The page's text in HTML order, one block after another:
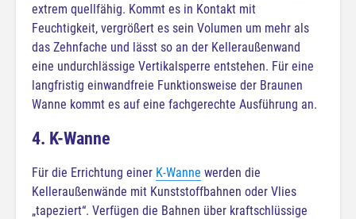
extrem quellfähig. Kommt es in Kontakt mit
Feuchtigkeit, vergrößert es sein Volumen um mehr als
das Zehnfache und lässt so an der Kelleraußenwand
eine undurchlässige Vertikalsperre entstehen. Für eine
langfristig einwandfreie Funktionsweise der Braunen
Wanne kommt es auf eine fachgerechte Ausführung an.
4. K-Wanne
Für die Errichtung einer K-Wanne werden die
Kelleraußenwände mit Kunststoffbahnen oder Vlies
„tapeziert“. Verfügen die Bahnen über kraftschlüssige